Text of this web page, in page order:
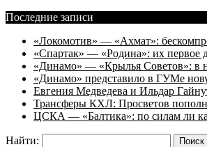
Последние записи
«Локомотив» — «Ахмат»:
«Спартак» — «Родина»: их первое
«Динамо» — «Крылья Советов»: в
«Динамо» представило в ГУМе
Евгения Медведева и Ильдар
Трансферы КХЛ: Просветов
ЦСКА — «Балтика»: по силам ли
Найти: